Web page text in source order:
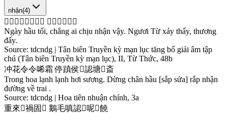
nhận(4)
𣈜 侯 最 拯 埃 𠺥 認 丕 𤽗 徐 侈 体 傷 𦷾
Ngày hầu tối, chẳng ai chịu nhận vậy. Ngươi Từ xảy thấy, thương
đấy.
Source: tdcndg | Tân biên Truyền kỳ mạn lục tăng bổ giải âm tập
chú (Tân biên Truyền kỳ mạn lục), II, Từ Thức, 48b
冲花令令唏霜 停蹎侯𢘮認塘𧗱斎
Trong hoa lạnh lạnh hơi sương. Dừng chân hầu [sắp sửa] rắp nhận
đường về trai .
Source: tdcndg | Hoa tiên nhuận chính, 3a
重來𠱋禍固 𣈜 鵝毛嗔認𨁪呢𧡊饒